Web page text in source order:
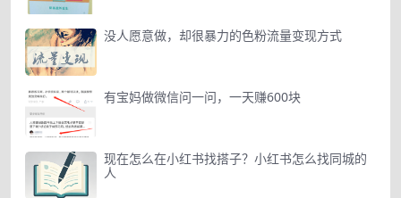
没人愿意做，却很暴力的色粉流量变现方式
有宝妈做微信问一问，一天赚600块
现在怎么在小红书找搭子？小红书怎么找同城的
人